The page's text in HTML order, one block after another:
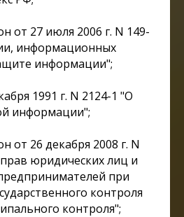
от 27 июля 2006 г. N 149-
информационных
информации";
1991 г. N 2124-1 "О
информации";
от 26 декабря 2008 г. N
юридических лиц и
при
контроля
контроля";